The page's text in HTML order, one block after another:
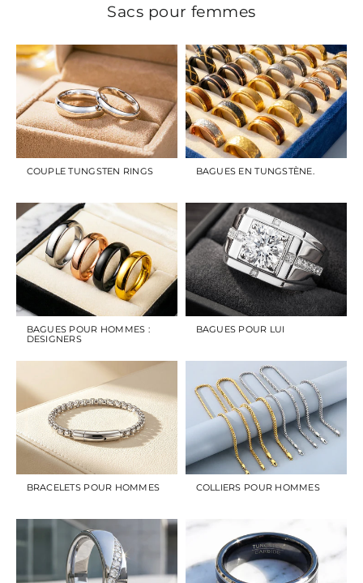
Sacs pour femmes
COUPLE TUNGSTEN RINGS BAGUES EN TUNGSTÈNE.
BAGUES POUR HOMMES :
DESIGNERS
BAGUES POUR LUI
BRACELETS POUR HOMMES COLLIERS POUR HOMMES